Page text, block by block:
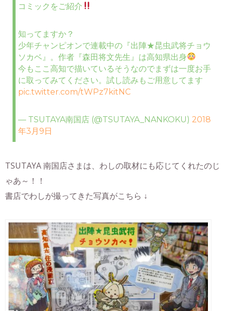
コミックをご紹介
知ってますか？
少年チャンピオンで連載中の『出陣★昆虫武将チョウ
ソカベ』。作者『森田将文先生』は高知県出身
今もここ高知で描いているそうなのでまずは一度お手
に取ってみてください。試し読みもご用意してます
pic.twitter.com/tWPz7kitNC
— TSUTAYA南国店 (@TSUTAYA_NANKOKU) 2018
年3月9日
TSUTAYA 南国店さまは、わしの取材にも応じてくれたのじ
ゃあ～！！
書店でわしが撮ってきた写真がこちら ↓